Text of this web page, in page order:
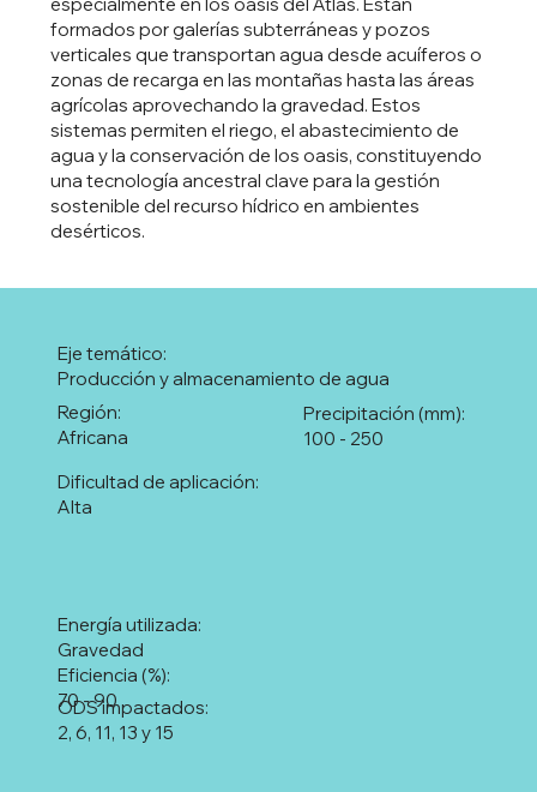
formados por galerías subterráneas y pozos
verticales que transportan agua desde acuíferos o
zonas de recarga en las montañas hasta las áreas
agrícolas aprovechando la gravedad. Estos
sistemas permiten el riego, el abastecimiento de
agua y la conservación de los oasis, constituyendo
una tecnología ancestral clave para la gestión
sostenible del recurso hídrico en ambientes
desérticos.
Producción y almacenamiento de agua
Eje temático:
Africana
Región:
100 - 250
Precipitación (mm):
Alta
Dificultad de aplicación:
2, 6, 11, 13 y 15
ODS impactados:
Gravedad
Energía utilizada:
70 - 90
Eficiencia (%):